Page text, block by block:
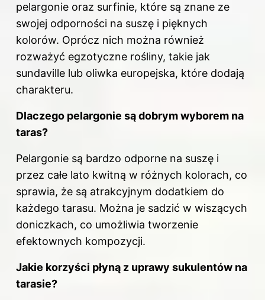
pelargonie oraz surfinie, które są znane ze
swojej odporności na suszę i pięknych
kolorów. Oprócz nich można również
rozważyć egzotyczne rośliny, takie jak
sundaville lub oliwka europejska, które dodają
charakteru.
Dlaczego pelargonie są dobrym wyborem na
taras?
Pelargonie są bardzo odporne na suszę i
przez całe lato kwitną w różnych kolorach, co
sprawia, że są atrakcyjnym dodatkiem do
każdego tarasu. Można je sadzić w wiszących
doniczkach, co umożliwia tworzenie
efektownych kompozycji.
Jakie korzyści płyną z uprawy sukulentów na
tarasie?